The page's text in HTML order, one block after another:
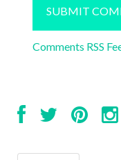
Comments RSS